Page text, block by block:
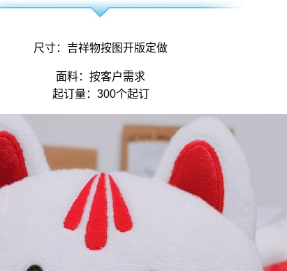
尺寸： 吉祥物按图开版定做
面料：按客户需求
起订量：300个起订